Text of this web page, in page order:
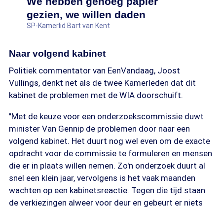
gezien, we willen daden
SP-Kamerlid Bart van Kent
Naar volgend kabinet
Politiek commentator van EenVandaag, Joost
Vullings, denkt net als de twee Kamerleden dat dit
kabinet de problemen met de WIA doorschuift.
"Met de keuze voor een onderzoekscommissie duwt
minister Van Gennip de problemen door naar een
volgend kabinet. Het duurt nog wel even om de exacte
opdracht voor de commissie te formuleren en mensen
die er in plaats willen nemen. Zo'n onderzoek duurt al
snel een klein jaar, vervolgens is het vaak maanden
wachten op een kabinetsreactie. Tegen die tijd staan
de verkiezingen alweer voor deur en gebeurt er niets